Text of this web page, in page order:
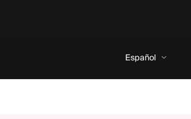
Español